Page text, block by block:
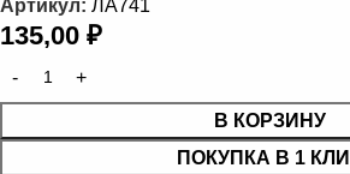
Артикул: ЛА741
135,00 ₽
В КОРЗИНУ
ПОКУПКА В 1